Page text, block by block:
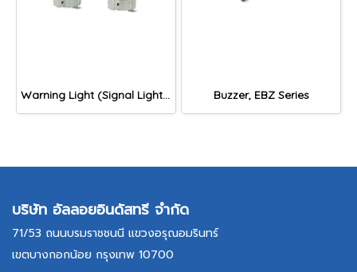
Warning Light (Signal Light), DLF1-BN, DLF1-OB, DLF1-WN Series Buzzer, EBZ Series
บริษัท อัลลอยอินดัสทรี จำกัด
71/53 ถนนบรมราชชนนี แขวงอรุณอมรินทร์
เขตบางกอกน้อย กรุงเทพ 10700